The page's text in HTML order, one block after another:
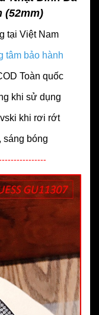
(52mm)
tại Việt Nam
tâm bảo hành
Toàn quốc
khi sử dụng
khi rơi rớt
sáng bóng